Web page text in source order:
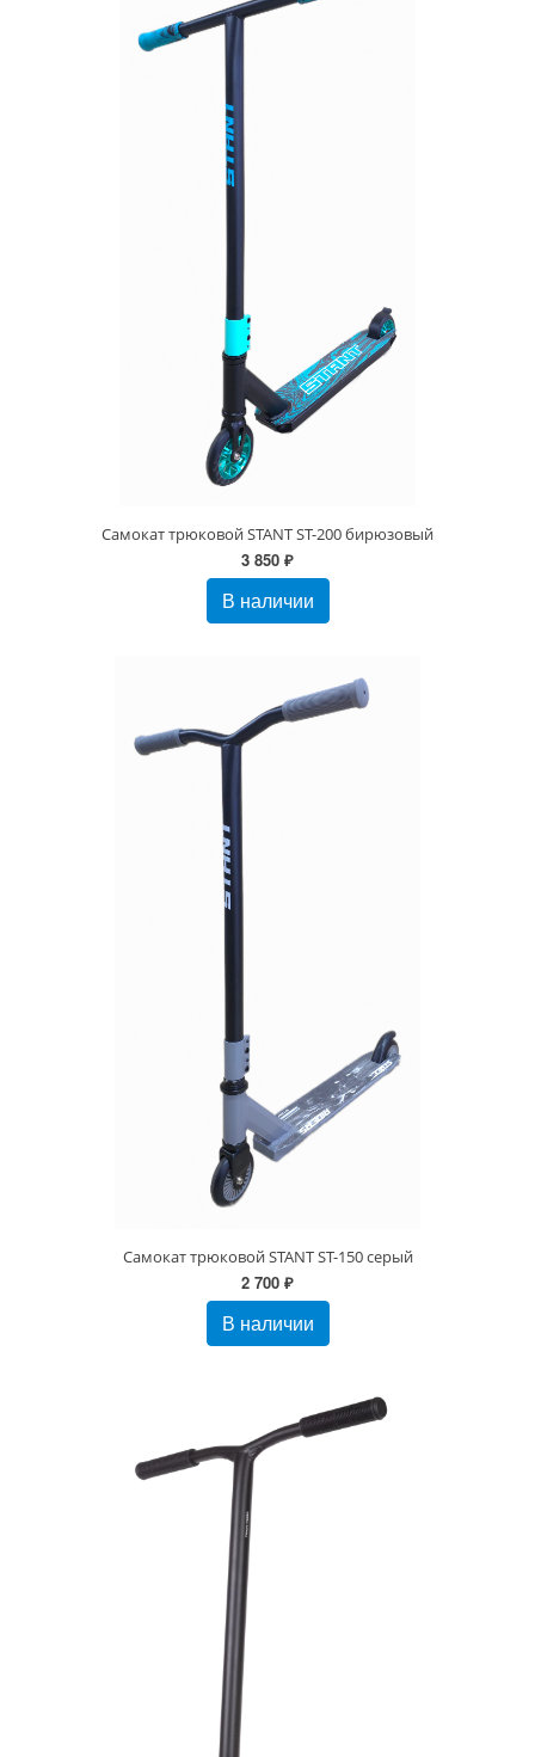
Самокат трюковой STANT ST-200 бирюзовый
3 850 ₽
В наличии
Самокат трюковой STANT ST-150 серый
2 700 ₽
В наличии